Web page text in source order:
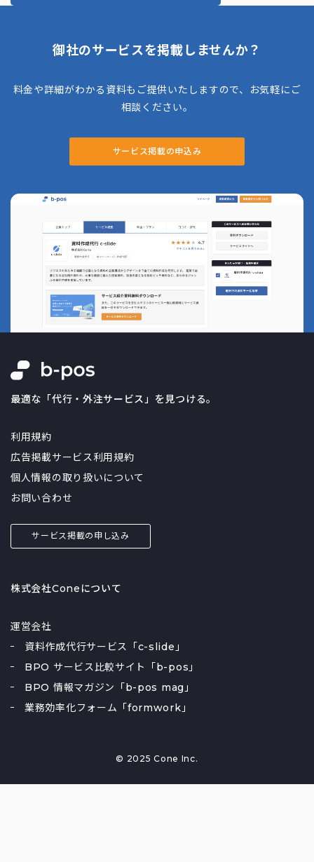
御社のサービスを掲載しませんか？
料金や詳細がわかる資料もご提供いたしますので、お気軽にご
相談ください。
サービス掲載の申込み
最適な「代行・外注サービス」を見つける。
利用規約
広告掲載サービス利用規約
個人情報の取り扱いについて
お問い合わせ
サービス掲載の申し込み
株式会社Coneについて
運営会社
資料作成代行サービス「c-slide」
BPO サービス比較サイト「b-pos」
BPO 情報マガジン「b-pos mag」
業務効率化フォーム「formwork」
© 2025 Cone Inc.